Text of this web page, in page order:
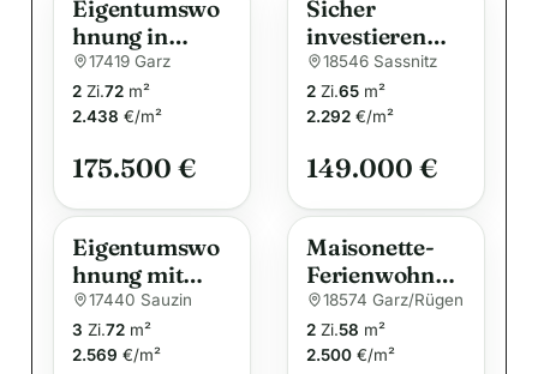
Eigentumswo
hnung in
ruhiger
Randlage von
Garz auf der
17419 Garz
2 Zi.72 m²
2.438 €/m²
175.500 €
Sicher
investieren
auf Rügen-
vermietete
ETW mit
Stellplatz
18546 Sassnitz
2 Zi.65 m²
2.292 €/m²
149.000 €
Eigentumswo
hnung mit
Naturblick im
ruhigen Ort
Sauzin auf der
17440 Sauzin
3 Zi.72 m²
2.569 €/m²
Maisonette-
Ferienwohnun
g mit Balkon
und Kamin,
ruhige Lage in
18574 Garz/Rügen
2 Zi.58 m²
2.500 €/m²